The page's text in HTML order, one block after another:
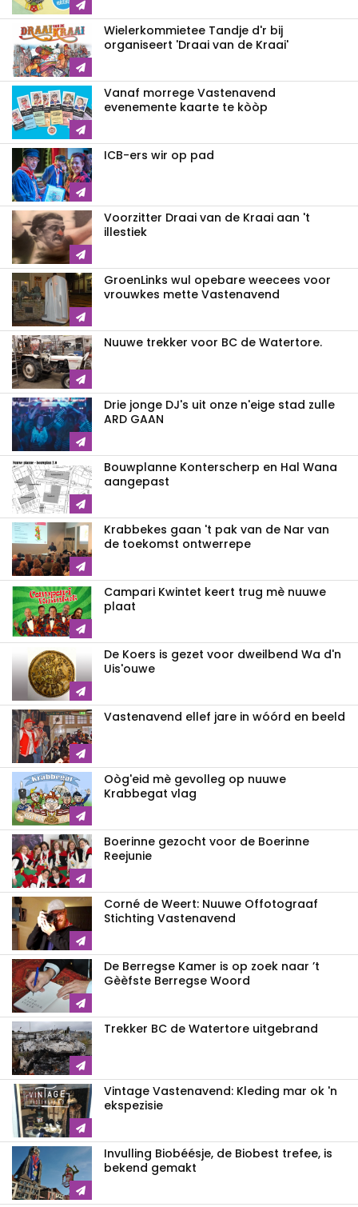
Wielerkommietee Tandje d'r bij
organiseert 'Draai van de Kraai'
Vanaf morrege Vastenavend
evenemente kaarte te kòòp
ICB-ers wir op pad
Voorzitter Draai van de Kraai aan 't
illestiek
GroenLinks wul opebare weecees voor
vrouwkes mette Vastenavend
Nuuwe trekker voor BC de Watertore.
Drie jonge DJ's uit onze n'eige stad zulle
ARD GAAN
Bouwplanne Konterscherp en Hal Wana
aangepast
Krabbekes gaan 't pak van de Nar van
de toekomst ontwerrepe
Campari Kwintet keert trug mè nuuwe
plaat
De Koers is gezet voor dweilbend Wa d'n
Uis'ouwe
Vastenavend ellef jare in wóórd en beeld
Oòg'eid mè gevolleg op nuuwe
Krabbegat vlag
Boerinne gezocht voor de Boerinne
Reejunie
Corné de Weert: Nuuwe Offotograaf
Stichting Vastenavend
De Berregse Kamer is op zoek naar ’t
Gèèfste Berregse Woord
Trekker BC de Watertore uitgebrand
Vintage Vastenavend: Kleding mar ok 'n
ekspezisie
Invulling Biobéésje, de Biobest trefee, is
bekend gemakt